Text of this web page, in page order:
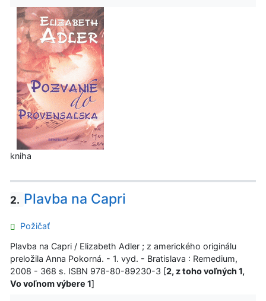
kniha
2. Plavba na Capri
Požičať
Plavba na Capri / Elizabeth Adler ; z amerického originálu
preložila Anna Pokorná. - 1. vyd. - Bratislava : Remedium,
2008 - 368 s. ISBN 978-80-89230-3 [2, z toho voľných 1,
Vo voľnom výbere 1]